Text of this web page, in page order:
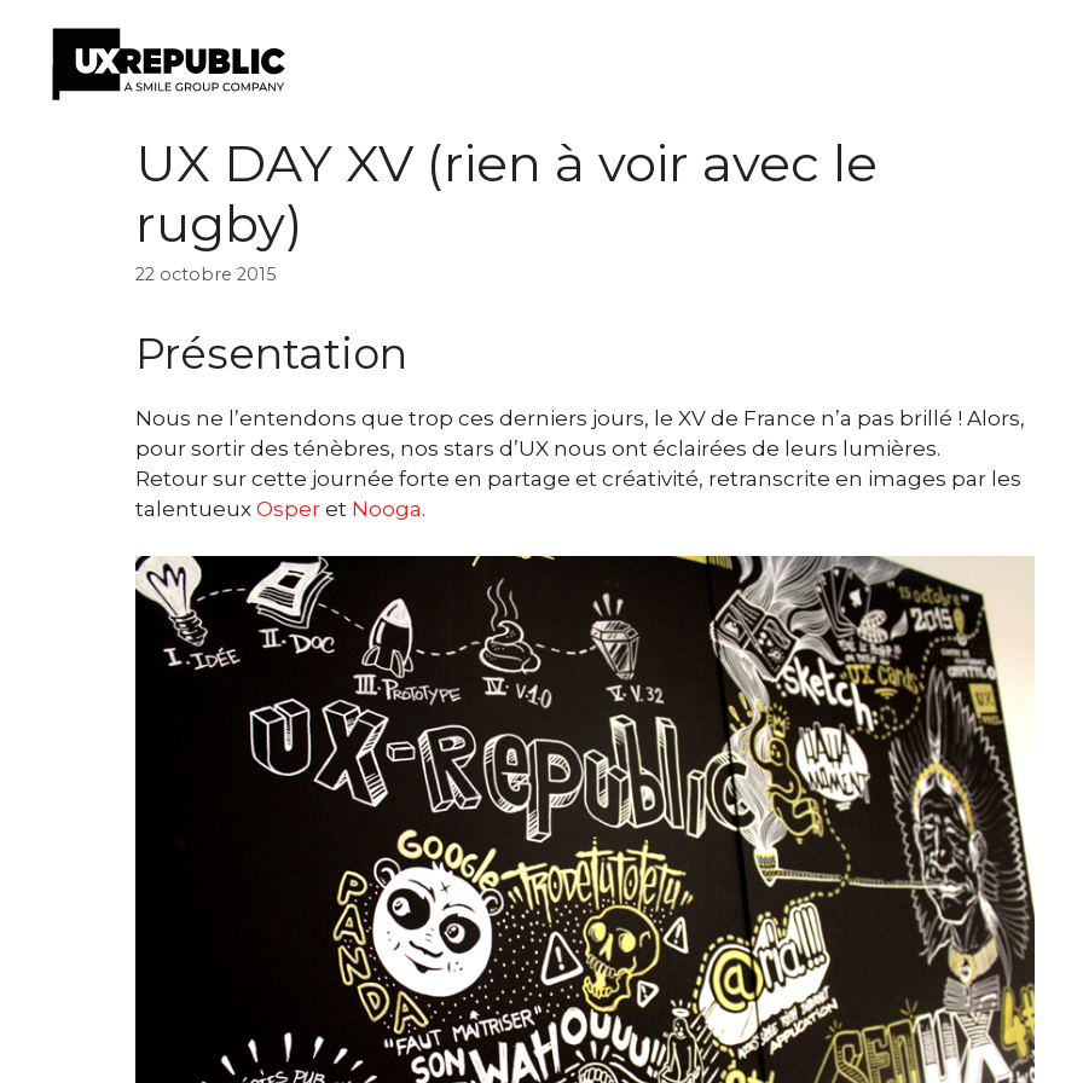
UX DAY XV (rien à voir avec le
rugby)
22 octobre 2015
Présentation
Nous ne l’entendons que trop ces derniers jours, le XV de France n’a pas brillé ! Alors,
pour sortir des ténèbres, nos stars d’UX nous ont éclairées de leurs lumières.
Retour sur cette journée forte en partage et créativité, retranscrite en images par les
talentueux Osper et Nooga.